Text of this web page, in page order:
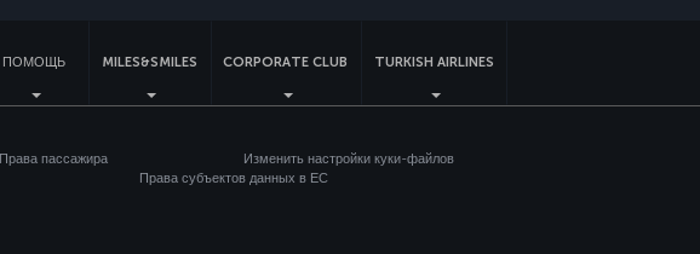
ПОМОЩЬ MILES&SMILES CORPORATE CLUB TURKISH AIRLINES
Права пассажира
Изменить настройки куки-файлов
Права субъектов данных в ЕС